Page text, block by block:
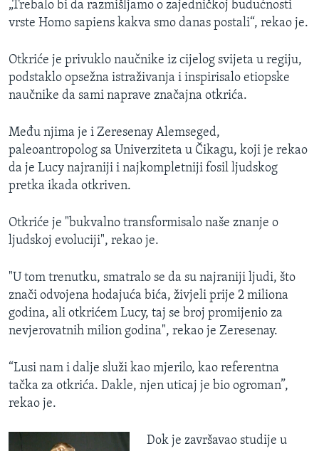
„Trebalo bi da razmišljamo o zajedničkoj budućnosti
vrste Homo sapiens kakva smo danas postali“, rekao je.
Otkriće je privuklo naučnike iz cijelog svijeta u regiju,
podstaklo opsežna istraživanja i inspirisalo etiopske
naučnike da sami naprave značajna otkrića.
Među njima je i Zeresenay Alemseged,
paleoantropolog sa Univerziteta u Čikagu, koji je rekao
da je Lucy najraniji i najkompletniji fosil ljudskog
pretka ikada otkriven.
Otkriće je "bukvalno transformisalo naše znanje o
ljudskoj evoluciji", rekao je.
"U tom trenutku, smatralo se da su najraniji ljudi, što
znači odvojena hodajuća bića, živjeli prije 2 miliona
godina, ali otkrićem Lucy, taj se broj promijenio za
nevjerovatnih milion godina", rekao je Zeresenay.
“Lusi nam i dalje služi kao mjerilo, kao referentna
tačka za otkrića. Dakle, njen uticaj je bio ogroman”,
rekao je.
Dok je završavao studije u